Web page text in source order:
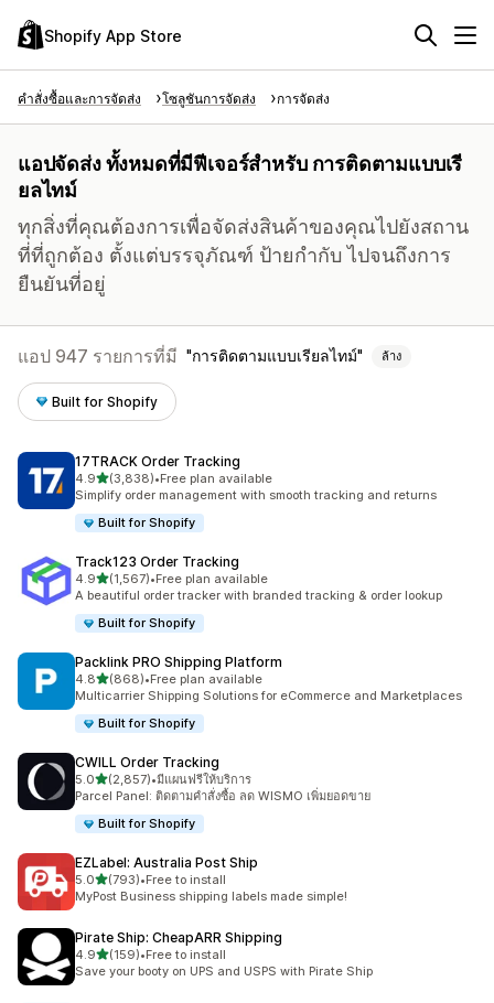
Shopify App Store
คำสั่งซื้อและการจัดส่ง โซลูชันการจัดส่ง การจัดส่ง
แอปจัดส่ง ทั้งหมดที่มีฟีเจอร์สำหรับ การติดตามแบบเรี
ยลไทม์
ทุกสิ่งที่คุณต้องการเพื่อจัดส่งสินค้าของคุณไปยังสถาน
ที่ที่ถูกต้อง ตั้งแต่บรรจุภัณฑ์ ป้ายกำกับ ไปจนถึงการ
ยืนยันที่อยู่
แอป 947 รายการที่มี การติดตามแบบเรียลไทม์ ล้าง
Built for Shopify
17TRACK Order Tracking
4.9เต็ม 5 ดาว
(3,838)
ทั้งหมด 3838 รีวิว
•Free plan available
Simplify order management with smooth tracking and returns
Built for Shopify
Track123 Order Tracking
4.9เต็ม 5 ดาว
(1,567)
ทั้งหมด 1567 รีวิว
•Free plan available
A beautiful order tracker with branded tracking & order lookup
Built for Shopify
Packlink PRO Shipping Platform
4.8เต็ม 5 ดาว
(868)
ทั้งหมด 868 รีวิว
•Free plan available
Multicarrier Shipping Solutions for eCommerce and Marketplaces
Built for Shopify
CWILL Order Tracking
5.0เต็ม 5 ดาว
(2,857)
ทั้งหมด 2857 รีวิว
•มีแผนฟรีให้บริการ
Parcel Panel: ติดตามคำสั่งซื้อ ลด WISMO เพิ่มยอดขาย
Built for Shopify
EZLabel: Australia Post Ship
5.0เต็ม 5 ดาว
(793)
ทั้งหมด 793 รีวิว
•Free to install
MyPost Business shipping labels made simple!
Pirate Ship: CheapARR Shipping
4.9เต็ม 5 ดาว
(159)
ทั้งหมด 159 รีวิว
•Free to install
Save your booty on UPS and USPS with Pirate Ship